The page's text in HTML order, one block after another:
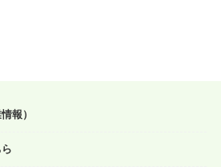
報）